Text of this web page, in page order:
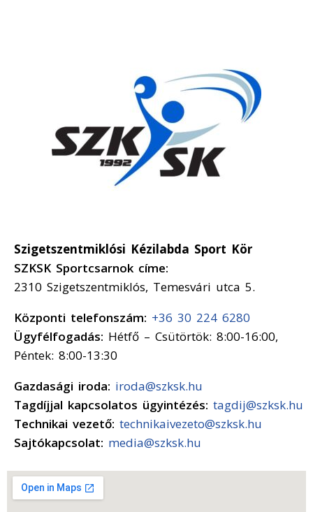
Szigetszentmiklósi Kézilabda Sport Kör
SZKSK Sportcsarnok címe:
2310 Szigetszentmiklós, Temesvári utca 5.
Központi telefonszám: +36 30 224 6280
Ügyfélfogadás: Hétfő – Csütörtök: 8:00-16:00,
Péntek: 8:00-13:30
Gazdasági iroda: iroda@szksk.hu
Tagdíjjal kapcsolatos ügyintézés: tagdij@szksk.hu
Technikai vezető: technikaivezeto@szksk.hu
Sajtókapcsolat: media@szksk.hu